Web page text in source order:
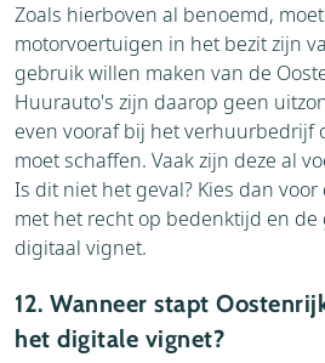
Zoals hierboven al benoemd,
motorvoertuigen in het bezit zijn
gebruik willen maken van de
Huurauto's zijn daarop geen
even vooraf bij het verhuurbedrijf
moet schaffen. Vaak zijn deze al
Is dit niet het geval? Kies dan
met het recht op bedenktijd en
digitaal vignet.
12. Wanneer stapt
het digitale vignet?